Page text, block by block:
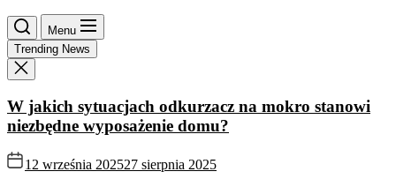
Menu
Trending News
W jakich sytuacjach odkurzacz na mokro stanowi
niezbędne wyposażenie domu?
12 września 202527 sierpnia 2025